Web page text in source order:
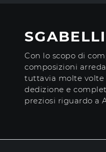
Con lo scopo di
composizioni
tuttavia molte volte
dedizione e
preziosi riguardo a